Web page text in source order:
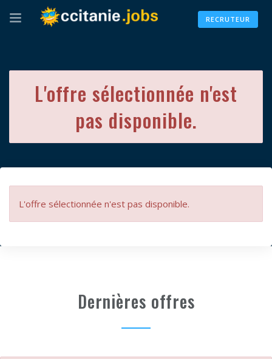
RECRUTEUR
L'offre sélectionnée n'est
pas disponible.
L'offre sélectionnée n'est pas disponible.
Dernières offres